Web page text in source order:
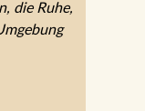
die Ruhe,